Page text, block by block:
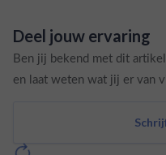
Deel jouw ervaring
Ben jij bekend met dit
en laat weten wat jij er van